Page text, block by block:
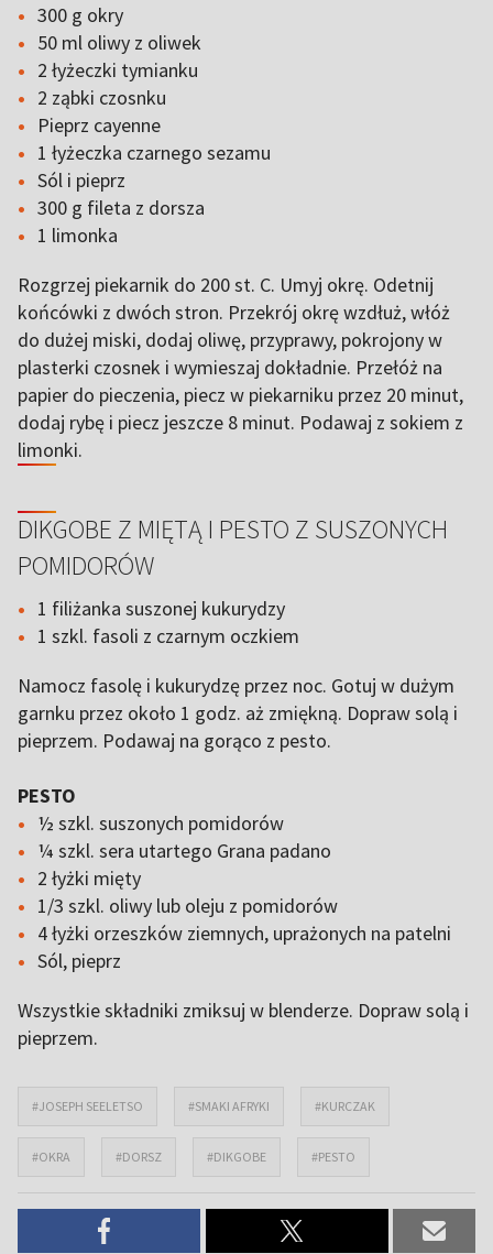
300 g okry
50 ml oliwy z oliwek
2 łyżeczki tymianku
2 ząbki czosnku
Pieprz cayenne
1 łyżeczka czarnego sezamu
Sól i pieprz
300 g fileta z dorsza
1 limonka
Rozgrzej piekarnik do 200 st. C. Umyj okrę. Odetnij
końcówki z dwóch stron. Przekrój okrę wzdłuż, włóż
do dużej miski, dodaj oliwę, przyprawy, pokrojony w
plasterki czosnek i wymieszaj dokładnie. Przełóż na
papier do pieczenia, piecz w piekarniku przez 20 minut,
dodaj rybę i piecz jeszcze 8 minut. Podawaj z sokiem z
limonki.
DIKGOBE Z MIĘTĄ I PESTO Z SUSZONYCH
POMIDORÓW
1 filiżanka suszonej kukurydzy
1 szkl. fasoli z czarnym oczkiem
Namocz fasolę i kukurydzę przez noc. Gotuj w dużym
garnku przez około 1 godz. aż zmiękną. Dopraw solą i
pieprzem. Podawaj na gorąco z pesto.
PESTO
½ szkl. suszonych pomidorów
¼ szkl. sera utartego Grana padano
2 łyżki mięty
1/3 szkl. oliwy lub oleju z pomidorów
4 łyżki orzeszków ziemnych, uprażonych na patelni
Sól, pieprz
Wszystkie składniki zmiksuj w blenderze. Dopraw solą i
pieprzem.
#JOSEPH SEELETSO #SMAKI AFRYKI #KURCZAK
#OKRA #DORSZ #DIKGOBE #PESTO